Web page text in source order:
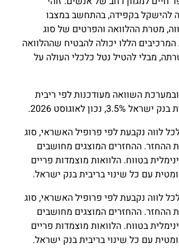
להישקל בקפידה, בהתחשב במצבו
מטרת ההלוואה והפרטים של סוג
הללו יכולה להבטיח שההלוואה
מבלי להטיל נטל כלכלי העולה על
השוואה מעודכנות לפי ריבית
לווה נקבעת לפי פרופיל האשראי, סוג
ההחזר. ההחזרים המוצגים מחושבים
בטווח. הלוואות מוצמדות פריים
עם כל שינוי בריבית בנק ישראל.
לווה נקבעת לפי פרופיל האשראי, סוג
ההחזר. ההחזרים המוצגים מחושבים
בטווח. הלוואות מוצמדות פריים
עם כל שינוי בריבית בנק ישראל.